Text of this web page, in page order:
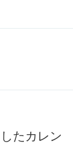
たカレン